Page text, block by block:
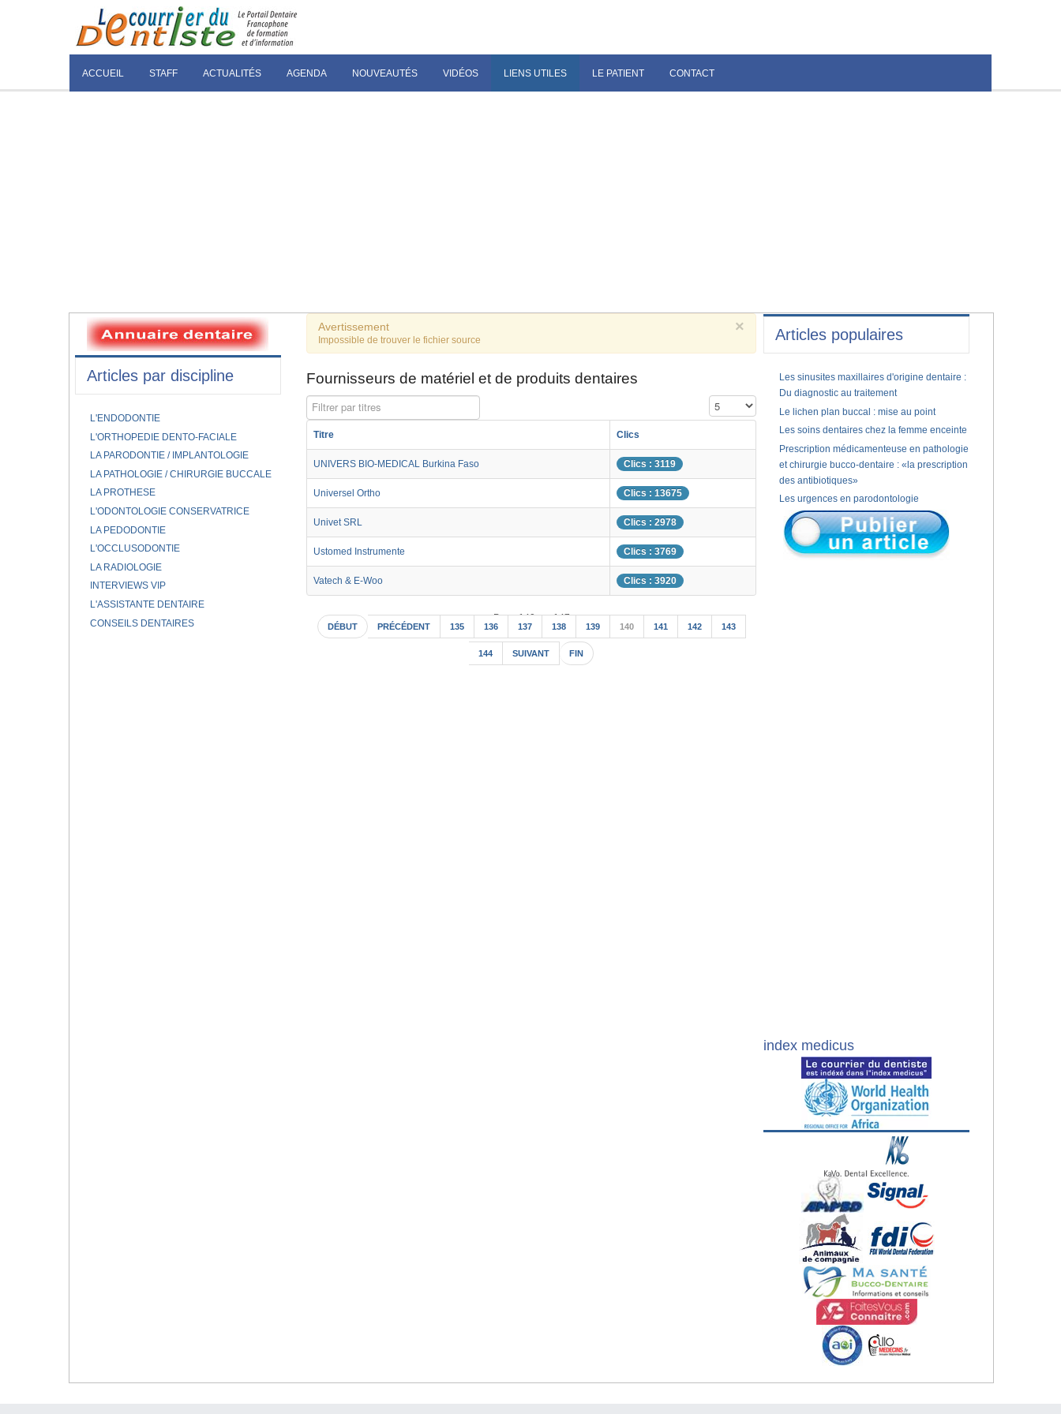
ACCUEIL STAFF ACTUALITÉS AGENDA NOUVEAUTÉS VIDÉOS LIENS UTILES LE PATIENT CONTACT
×
Avertissement
Impossible de trouver le fichier source
Fournisseurs de matériel et de produits dentaires
Filtrer par titres Affichage #
Titre Clics
UNIVERS BIO-MEDICAL Burkina Faso Clics : 3119
Universel Ortho Clics : 13675
Univet SRL Clics : 2978
Ustomed Instrumente Clics : 3769
Vatech & E-Woo Clics : 3920
Page 140 sur 147
DÉBUT PRÉCÉDENT 135 136 137 138 139 140 141 142 143
144 SUIVANT FIN
Articles par discipline
L'ENDODONTIE
L'ORTHOPEDIE DENTO-FACIALE
LA PARODONTIE / IMPLANTOLOGIE
LA PATHOLOGIE / CHIRURGIE BUCCALE
LA PROTHESE
L'ODONTOLOGIE CONSERVATRICE
LA PEDODONTIE
L'OCCLUSODONTIE
LA RADIOLOGIE
INTERVIEWS VIP
L'ASSISTANTE DENTAIRE
CONSEILS DENTAIRES
Articles populaires
Les sinusites maxillaires d'origine dentaire :
Du diagnostic au traitement
Le lichen plan buccal : mise au point
Les soins dentaires chez la femme enceinte
Prescription médicamenteuse en pathologie
et chirurgie bucco-dentaire : «la prescription
des antibiotiques»
Les urgences en parodontologie
index medicus